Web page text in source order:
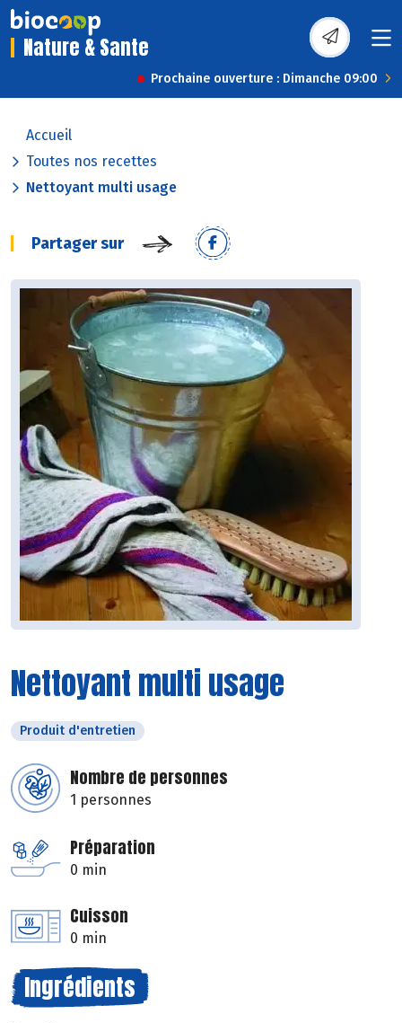
Nature & Sante
Prochaine ouverture : Dimanche 09:00
Accueil
Toutes nos recettes
Nettoyant multi usage
Partager sur
Nettoyant multi usage
Produit d'entretien
Nombre de personnes
1 personnes
Préparation
0 min
Cuisson
0 min
Ingrédients